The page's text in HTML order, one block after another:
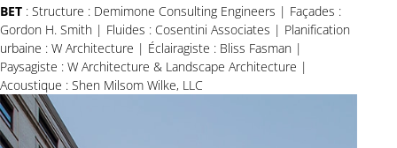
BET : Structure : Demimone Consulting Engineers | Façades :
Gordon H. Smith | Fluides : Cosentini Associates | Planification
urbaine : W Architecture | Éclairagiste : Bliss Fasman |
Paysagiste : W Architecture & Landscape Architecture |
Acoustique : Shen Milsom Wilke, LLC